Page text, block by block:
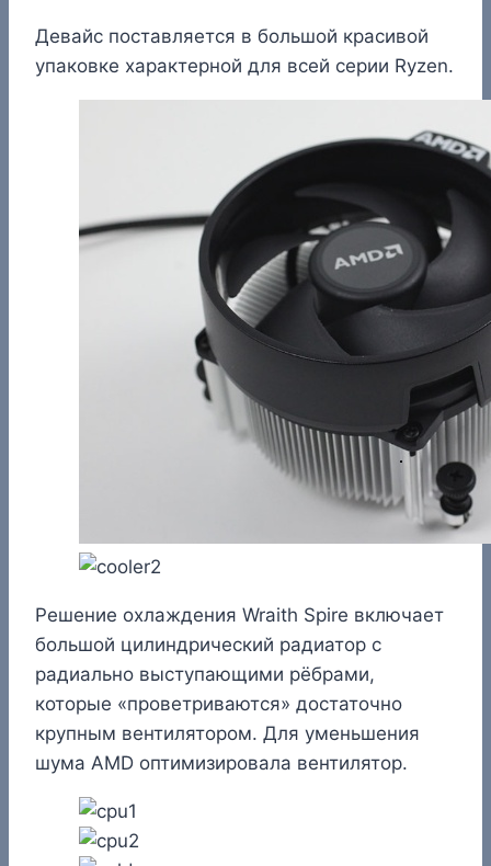
Девайс поставляется в большой красивой
упаковке характерной для всей серии Ryzen.
Решение охлаждения Wraith Spire включает
большой цилиндрический радиатор с
радиально выступающими рёбрами,
которые «проветриваются» достаточно
крупным вентилятором. Для уменьшения
шума AMD оптимизировала вентилятор.